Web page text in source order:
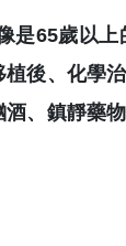
65歲以
後、化學
、鎮靜藥